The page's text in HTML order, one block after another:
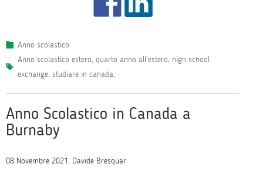
Anno scolastico
anno scolastico estero, quarto anno all'estero, high school
exchange, studiare in canada.
Anno Scolastico in Canada a
Burnaby
08 Novembre 2021, Davide Bresquar